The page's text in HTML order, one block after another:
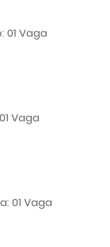
01 Vaga
Vaga
01 Vaga